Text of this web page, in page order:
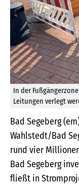
In der
Leitungen verlegt
Bad Segeberg
Wahlstedt/Bad
rund vier
Bad Segeberg
fließt in